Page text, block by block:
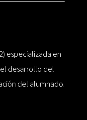
especializada en
desarrollo del
del alumnado.